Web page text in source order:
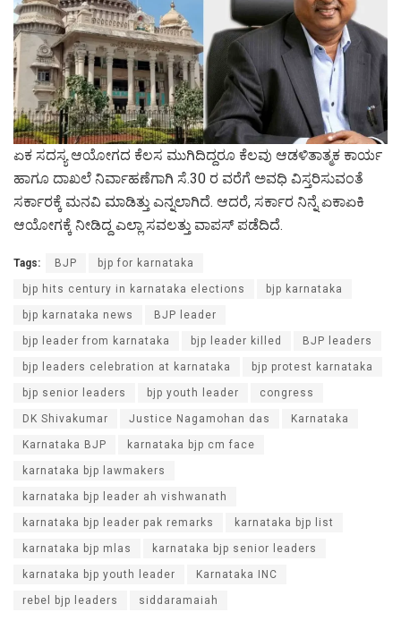
ಏಕ ಸದಸ್ಯ ಆಯೋಗದ ಕೆಲಸ ಮುಗಿದಿದ್ದರೂ ಕೆಲವು ಆಡಳಿತಾತ್ಮಕ ಕಾರ್ಯ
ಹಾಗೂ ದಾಖಲೆ ನಿರ್ವಾಹಣೆಗಾಗಿ ಸೆ.30 ರ ವರೆಗೆ ಅವಧಿ ವಿಸ್ತರಿಸುವಂತೆ
ಸರ್ಕಾರಕ್ಕೆ ಮನವಿ ಮಾಡಿತ್ತು ಎನ್ನಲಾಗಿದೆ. ಆದರೆ, ಸರ್ಕಾರ ನಿನ್ನೆ ಏಕಾಏಕಿ
ಆಯೋಗಕ್ಕೆ ನೀಡಿದ್ದ ಎಲ್ಲಾ ಸವಲತ್ತು ವಾಪಸ್ ಪಡೆದಿದೆ.
Tags: BJP bjp for karnataka
bjp hits century in karnataka elections bjp karnataka
bjp karnataka news BJP leader
bjp leader from karnataka bjp leader killed BJP leaders
bjp leaders celebration at karnataka bjp protest karnataka
bjp senior leaders bjp youth leader congress
DK Shivakumar Justice Nagamohan das Karnataka
Karnataka BJP karnataka bjp cm face
karnataka bjp lawmakers
karnataka bjp leader ah vishwanath
karnataka bjp leader pak remarks karnataka bjp list
karnataka bjp mlas karnataka bjp senior leaders
karnataka bjp youth leader Karnataka INC
rebel bjp leaders siddaramaiah